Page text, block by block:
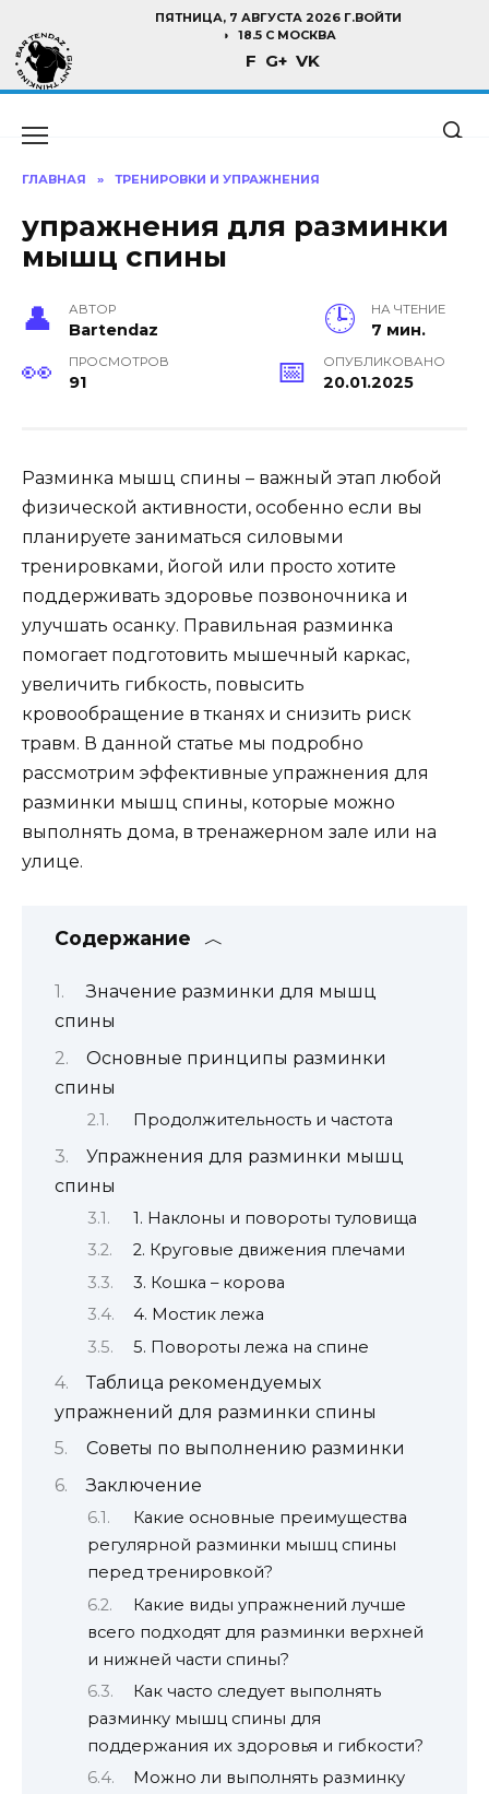
содержанию
ПЯТНИЦА, 7 АВГУСТА 2026 Г.ВОЙТИ
18.5 C МОСКВА
F G+ VK
ГЛАВНАЯ » ТРЕНИРОВКИ И УПРАЖНЕНИЯ
упражнения для разминки
мышц спины
АВТОР
Bartendaz
НА ЧТЕНИЕ
7 мин.
ПРОСМОТРОВ
91
ОПУБЛИКОВАНО
20.01.2025
Разминка мышц спины – важный этап любой
физической активности, особенно если вы
планируете заниматься силовыми
тренировками, йогой или просто хотите
поддерживать здоровье позвоночника и
улучшать осанку. Правильная разминка
помогает подготовить мышечный каркас,
увеличить гибкость, повысить
кровообращение в тканях и снизить риск
травм. В данной статье мы подробно
рассмотрим эффективные упражнения для
разминки мышц спины, которые можно
выполнять дома, в тренажерном зале или на
улице.
Содержание
Значение разминки для мышц
спины
Основные принципы разминки
спины
Продолжительность и частота
Упражнения для разминки мышц
спины
1. Наклоны и повороты туловища
2. Круговые движения плечами
3. Кошка – корова
4. Мостик лежа
5. Повороты лежа на спине
Таблица рекомендуемых
упражнений для разминки спины
Советы по выполнению разминки
Заключение
Какие основные преимущества
регулярной разминки мышц спины
перед тренировкой?
Какие виды упражнений лучше
всего подходят для разминки верхней
и нижней части спины?
Как часто следует выполнять
разминку мышц спины для
поддержания их здоровья и гибкости?
Можно ли выполнять разминку